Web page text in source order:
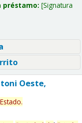
préstamo: Signatura
Oeste,
Estado.